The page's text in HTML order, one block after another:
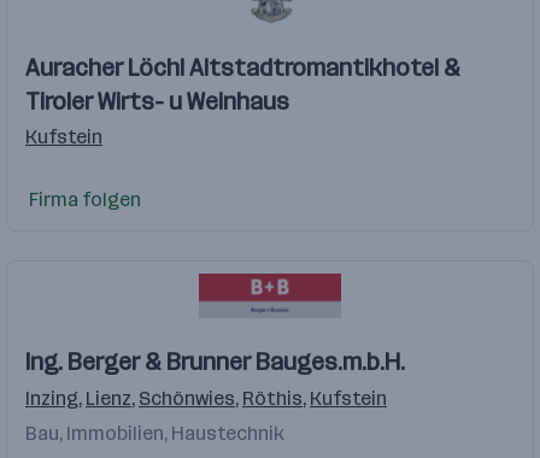
Auracher Löchl Altstadtromantikhotel &
Tiroler Wirts- u Weinhaus
Kufstein
Firma folgen
Ing. Berger & Brunner Bauges.m.b.H.
Inzing, Lienz, Schönwies, Röthis, Kufstein
Bau, Immobilien, Haustechnik